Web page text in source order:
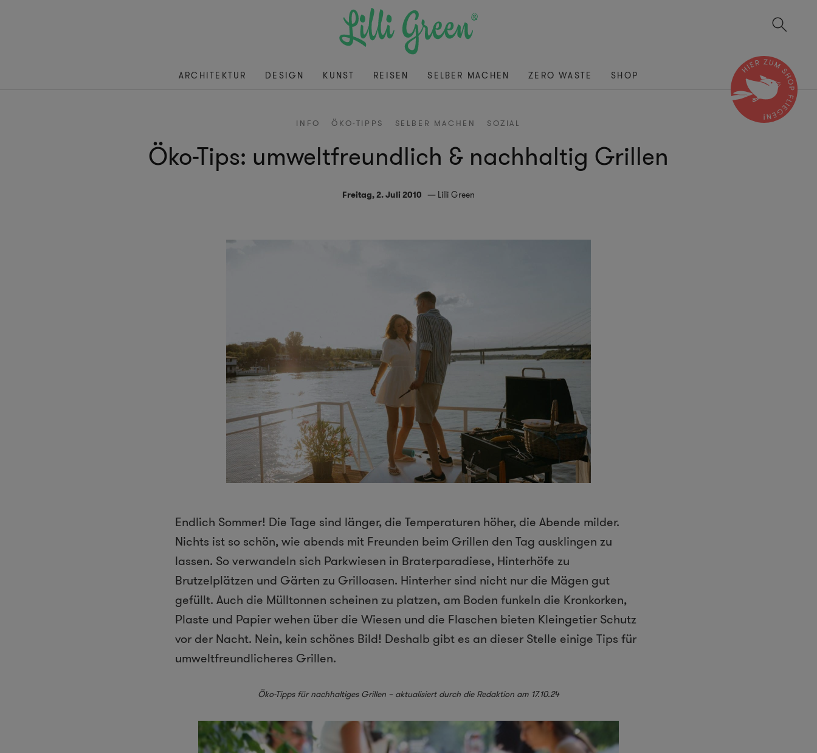
ARCHITEKTUR DESIGN KUNST REISEN SELBER MACHEN ZERO WASTE SHOP
INFO ÖKO-TIPPS SELBER MACHEN SOZIAL
Öko-Tips: umweltfreundlich & nachhaltig Grillen
Freitag, 2. Juli 2010 Lilli Green
Endlich Sommer! Die Tage sind länger, die Temperaturen höher, die Abende milder.
Nichts ist so schön, wie abends mit Freunden beim Grillen den Tag ausklingen zu
lassen. So verwandeln sich Parkwiesen in Braterparadiese, Hinterhöfe zu
Brutzelplätzen und Gärten zu Grilloasen. Hinterher sind nicht nur die Mägen gut
gefüllt. Auch die Mülltonnen scheinen zu platzen, am Boden funkeln die Kronkorken,
Plaste und Papier wehen über die Wiesen und die Flaschen bieten Kleingetier Schutz
vor der Nacht. Nein, kein schönes Bild! Deshalb gibt es an dieser Stelle einige Tips für
umweltfreundlicheres Grillen.
Öko-Tipps für nachhaltiges Grillen – aktualisiert durch die Redaktion am 17.10.24